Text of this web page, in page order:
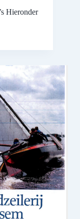
Hieronder